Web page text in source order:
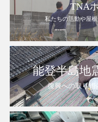
TNA
私たちの活動や屋
能登半島地
復興への取り組